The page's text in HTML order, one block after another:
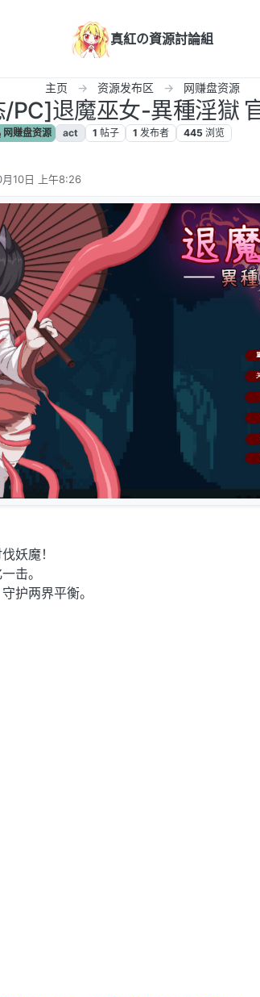
真紅の資源討論組
主页 资源发布区 网赚盘资源
PC]退魔巫女-異種淫獄
网赚盘资源 act 1 帖子 1 发布者 445 浏览
10日 上午8:26
妖魔！
击。
护两界平衡。